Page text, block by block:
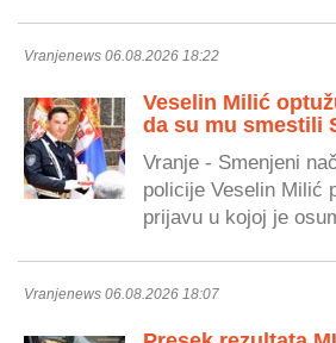
Vranjenews 06.08.2026 18:22
Veselin Milić
da su mu smestili
Vranje - Smenjeni
policije Veselin Milić
prijavu u kojoj je
Vranjenews 06.08.2026 18:07